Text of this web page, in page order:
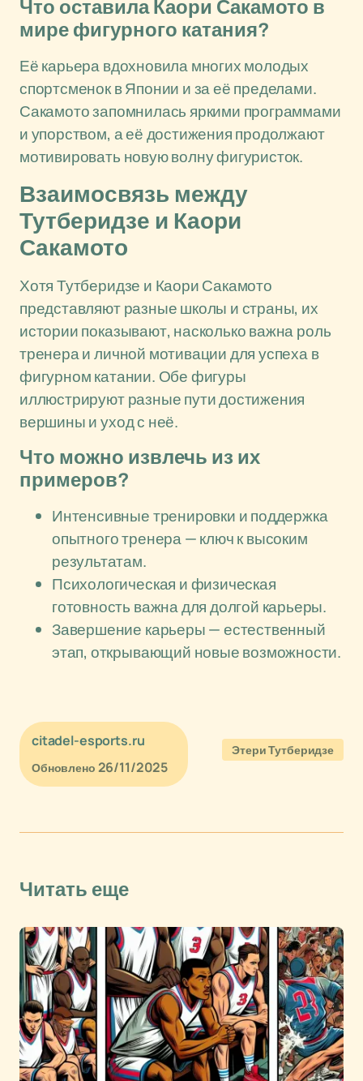
Что оставила Каори Сакамото в
мире фигурного катания?
Её карьера вдохновила многих молодых
спортсменок в Японии и за её пределами.
Сакамото запомнилась яркими программами
и упорством, а её достижения продолжают
мотивировать новую волну фигуристок.
Взаимосвязь между
Тутберидзе и Каори
Сакамото
Хотя Тутберидзе и Каори Сакамото
представляют разные школы и страны, их
истории показывают, насколько важна роль
тренера и личной мотивации для успеха в
фигурном катании. Обе фигуры
иллюстрируют разные пути достижения
вершины и уход с неё.
Что можно извлечь из их
примеров?
Интенсивные тренировки и поддержка
опытного тренера — ключ к высоким
результатам.
Психологическая и физическая
готовность важна для долгой карьеры.
Завершение карьеры — естественный
этап, открывающий новые возможности.
citadel-esports.ru
Обновлено 26/11/2025
Этери Тутберидзе
Читать еще